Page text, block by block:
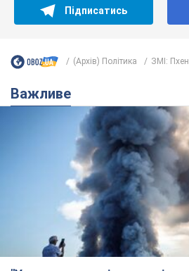
Підписатись
(Архів) Політика ЗМІ:
Важливе